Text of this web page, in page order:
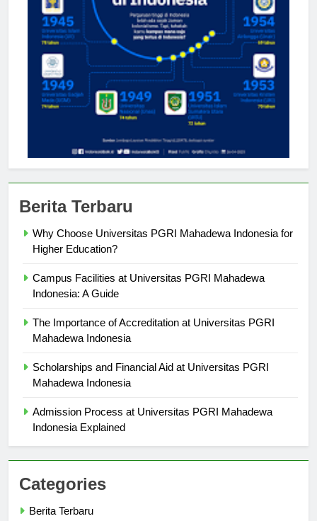
Berita Terbaru
Why Choose Universitas PGRI Mahadewa Indonesia for
Higher Education?
Campus Facilities at Universitas PGRI Mahadewa
Indonesia: A Guide
The Importance of Accreditation at Universitas PGRI
Mahadewa Indonesia
Scholarships and Financial Aid at Universitas PGRI
Mahadewa Indonesia
Admission Process at Universitas PGRI Mahadewa
Indonesia Explained
Categories
Berita Terbaru